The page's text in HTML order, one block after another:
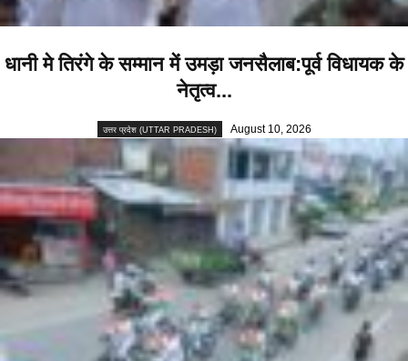
धानी मे तिरंगे के सम्मान में उमड़ा जनसैलाब:पूर्व विधायक के
नेतृत्व...
उत्तर प्रदेश (UTTAR PRADESH) August 10, 2026